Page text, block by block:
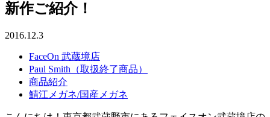
新作ご紹介！
2016.12.3
FaceOn 武蔵境店
Paul Smith（取扱終了商品）
商品紹介
鯖江メガネ/国産メガネ